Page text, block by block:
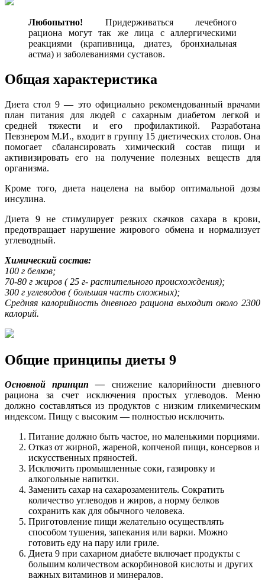
Любопытно! Придерживаться лечебного
рациона могут так же лица с аллергическими
реакциями (крапивница, диатез, бронхиальная
астма) и заболеваниями суставов.
Общая характеристика
Диета стол 9 — это официально рекомендованный врачами
план питания для людей с сахарным диабетом легкой и
средней тяжести и его профилактикой. Разработана
Певзнером М.И., входит в группу 15 диетических столов. Она
помогает сбалансировать химический состав пищи и
активизировать его на получение полезных веществ для
организма.
Кроме того, диета нацелена на выбор оптимальной дозы
инсулина.
Диета 9 не стимулирует резких скачков сахара в крови,
предотвращает нарушение жирового обмена и нормализует
углеводный.
Химический состав:
100 г белков;
70-80 г жиров ( 25 г- растительного происхождения);
300 г углеводов ( большая часть сложных);
Средняя калорийность дневного рациона выходит около 2300
калорий.
Общие принципы диеты 9
Основной принцип — снижение калорийности дневного
рациона за счет исключения простых углеводов. Меню
должно составляться из продуктов с низким гликемическим
индексом. Пищу с высоким — полностью исключить.
Питание должно быть частое, но маленькими порциями.
Отказ от жирной, жареной, копченой пищи, консервов и
искусственных пряностей.
Исключить промышленные соки, газировку и
алкогольные напитки.
Заменить сахар на сахарозаменитель. Сократить
количество углеводов и жиров, а норму белков
сохранить как для обычного человека.
Приготовление пищи желательно осуществлять
способом тушения, запекания или варки. Можно
готовить еду на пару или гриле.
Диета 9 при сахарном диабете включает продукты с
большим количеством аскорбиновой кислоты и других
важных витаминов и минералов.